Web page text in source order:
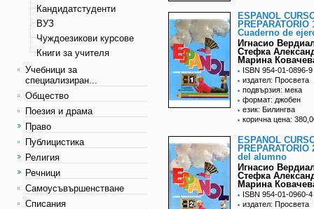
Кандидатстуденти
ВУЗ
Чуждоезикови курсове
Книги за учителя
Учебници за
специализиран...
Общество
Поезия и драма
Право
Публицистика
Религия
Речници
Самоусъвършенстване
Списания
ESPANOL
PREPARATORIO
Cuaderno de
Игнасио
Стефка
Марина
ISBN 954-01-0896-9
издател: Просвета
подвързия: мека
формат: джобен
език: Билингва
корична цена:
ESPANOL
del alumno
Игнасио
Стефка
Марина
ISBN 954-01-0960-4
издател: Просвета